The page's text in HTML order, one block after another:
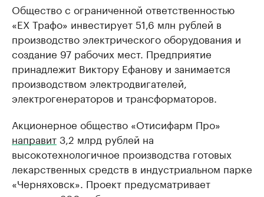
Общество с ограниченной ответственностью
«ЕХ Трафо» инвестирует 51,6 млн рублей в
производство электрического оборудования и
создание 97 рабочих мест. Предприятие
принадлежит Виктору Ефанову и занимается
производством электродвигателей,
электрогенераторов и трансформаторов.
Акционерное общество «Отисифарм Про»
направит3,2 млрд рублей на
высокотехнологичное производства готовых
лекарственных средств в индустриальном парке
«Черняховск». Проект предусматривает